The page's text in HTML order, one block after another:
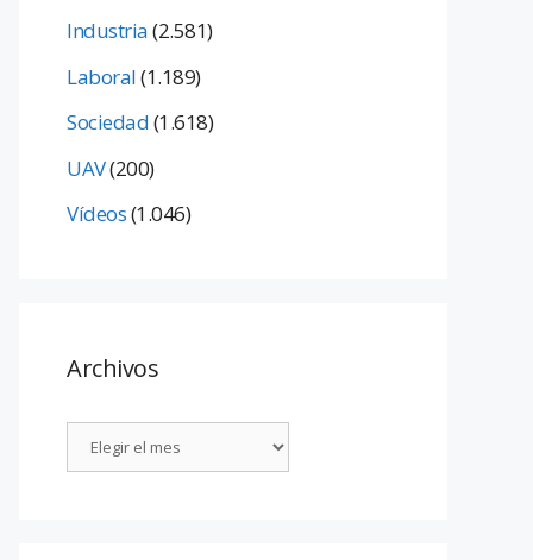
Industria(2.581)
Laboral(1.189)
Sociedad(1.618)
UAV(200)
Vídeos(1.046)
Archivos